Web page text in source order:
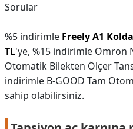
Sorular
%5 indirimle Freely A1
TL'ye, %15 indirimle Omron
Otomatik Bilekten Ölçer
indirimle B-GOOD Tam
sahip olabilirsiniz.